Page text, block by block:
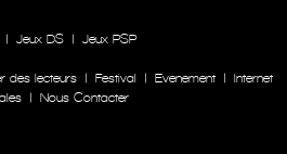
| Jeux DS |
Jeux PSP
des lecteurs | Festival | Evenement |
Internet
|
Nous Contacter